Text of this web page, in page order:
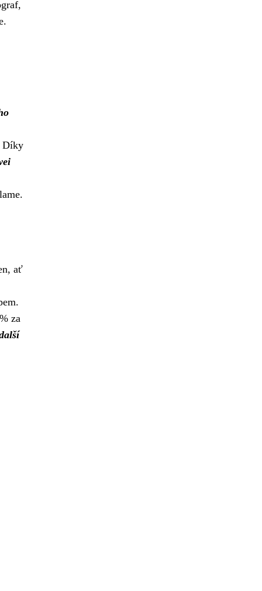
Díky
ať
za